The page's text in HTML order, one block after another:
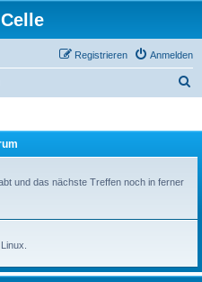
Anmelden
Registrieren
und das nächste Treffen noch in ferner